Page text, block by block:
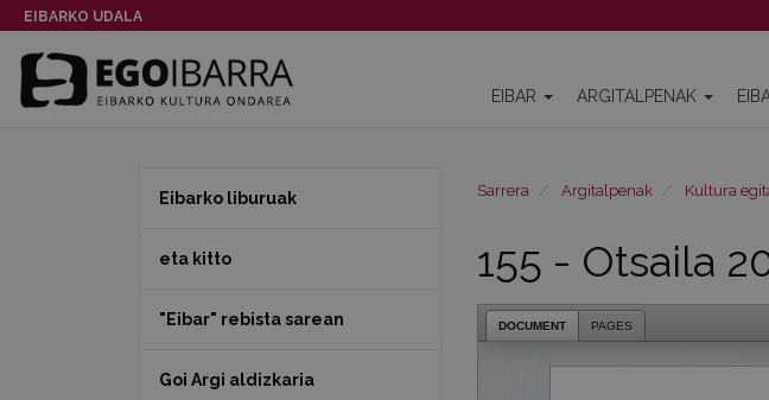
EIBARKO UDALA
EIBAR ARGITALPENAK
Sarrera Argitalpenak Kultura
155 - Otsaila
DOCUMENT PAGES
Eibarko liburuak
eta kitto
"Eibar" rebista sarean
Goi Argi aldizkaria